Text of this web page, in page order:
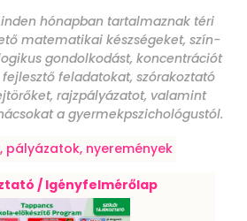
hónapban tartalmaznak téri
matematikai készségeket, szín-
gondolkodást, koncentrációt
feladatokat, szórakoztató
rajzpályázatot, valamint
a gyermekpszichológustól.
pályázatok, nyeremények
/ Igényfelmérőlap